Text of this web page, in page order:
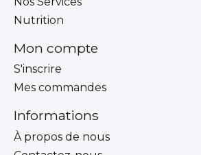
Nutrition
Mon compte
S'inscrire
Mes commandes
Informations
À propos de nous